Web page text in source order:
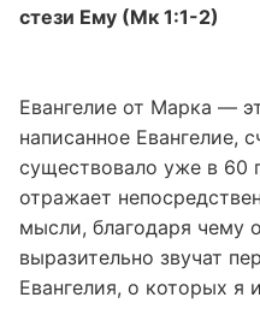
стези Ему (Мк 1:1-2)
Евангелие от Марка —
написанное Евангелие,
существовало уже в 60
отражает
мысли, благодаря чему
выразительно звучат
Евангелия, о которых я